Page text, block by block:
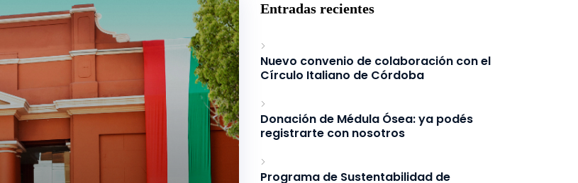
Entradas recientes
Nuevo convenio de colaboración con el
Círculo Italiano de Córdoba
Donación de Médula Ósea: ya podés
registrarte con nosotros
Programa de Sustentabilidad de